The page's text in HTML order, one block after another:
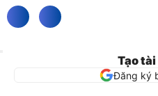
Tạo
Đăng ký